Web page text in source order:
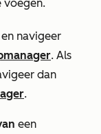
voegen.
en navigeer
. Als
dan
.
een